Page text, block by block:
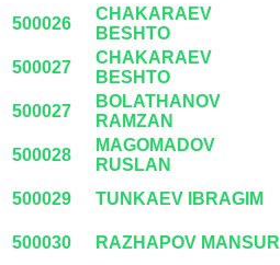
500026
CHAKARAEV
BESHTO
500027
CHAKARAEV
BESHTO
500027
BOLATHANOV
RAMZAN
500028
MAGOMADOV
RUSLAN
500029 TUNKAEV IBRAGIM
500030 RAZHAPOV MANSUR